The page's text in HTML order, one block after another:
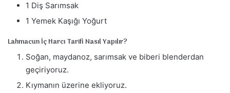
1 Diş Sarımsak
1 Yemek Kaşığı Yoğurt
Lahmacun İç Harcı Tarifi Nasıl Yapılır?
Soğan, maydanoz, sarımsak ve biberi blenderdan
geçiriyoruz.
Kıymanın üzerine ekliyoruz.